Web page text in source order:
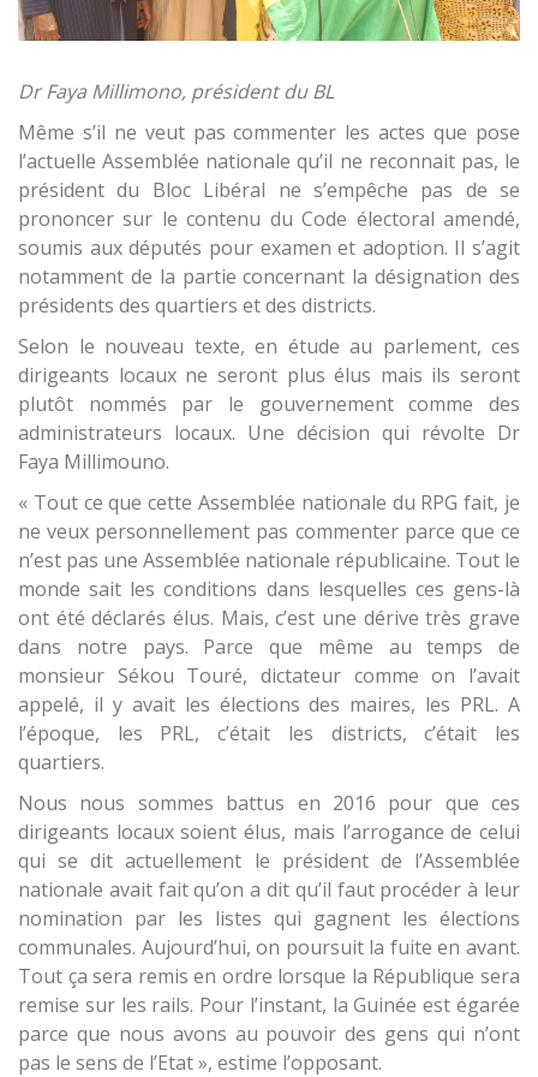
Dr Faya Millimono, président du BL
Même s’il ne veut pas commenter les actes que pose
l’actuelle Assemblée nationale qu’il ne reconnait pas, le
président du Bloc Libéral ne s’empêche pas de se
prononcer sur le contenu du Code électoral amendé,
soumis aux députés pour examen et adoption. Il s’agit
notamment de la partie concernant la désignation des
présidents des quartiers et des districts.
Selon le nouveau texte, en étude au parlement, ces
dirigeants locaux ne seront plus élus mais ils seront
plutôt nommés par le gouvernement comme des
administrateurs locaux. Une décision qui révolte Dr
Faya Millimouno.
« Tout ce que cette Assemblée nationale du RPG fait, je
ne veux personnellement pas commenter parce que ce
n’est pas une Assemblée nationale républicaine. Tout le
monde sait les conditions dans lesquelles ces gens-là
ont été déclarés élus. Mais, c’est une dérive très grave
dans notre pays. Parce que même au temps de
monsieur Sékou Touré, dictateur comme on l’avait
appelé, il y avait les élections des maires, les PRL. A
l’époque, les PRL, c’était les districts, c’était les
quartiers.
Nous nous sommes battus en 2016 pour que ces
dirigeants locaux soient élus, mais l’arrogance de celui
qui se dit actuellement le président de l’Assemblée
nationale avait fait qu’on a dit qu’il faut procéder à leur
nomination par les listes qui gagnent les élections
communales. Aujourd’hui, on poursuit la fuite en avant.
Tout ça sera remis en ordre lorsque la République sera
remise sur les rails. Pour l’instant, la Guinée est égarée
parce que nous avons au pouvoir des gens qui n’ont
pas le sens de l’Etat », estime l’opposant.